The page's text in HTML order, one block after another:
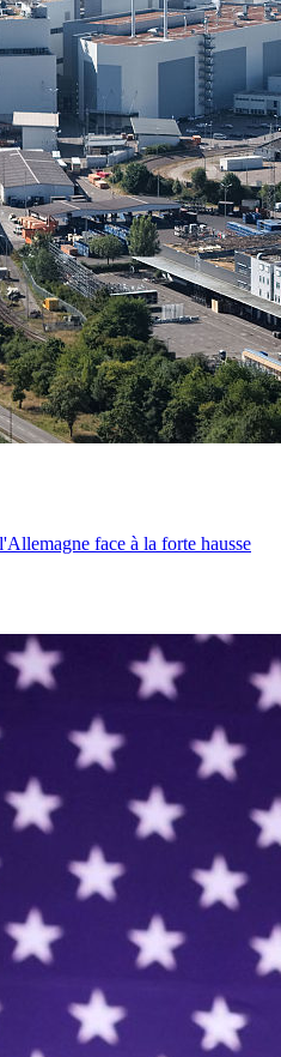
face à la forte hausse